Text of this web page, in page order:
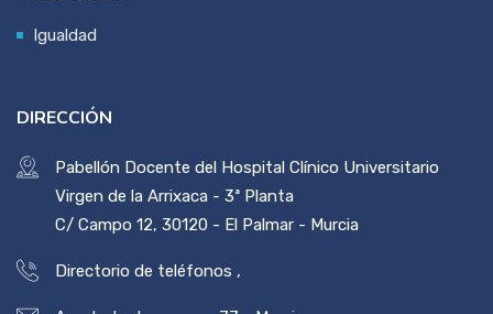
Igualdad
DIRECCIÓN
Pabellón Docente del Hospital Clínico Universitario
Virgen de la Arrixaca - 3ª Planta
C/ Campo 12, 30120 - El Palmar - Murcia
Directorio de teléfonos ,